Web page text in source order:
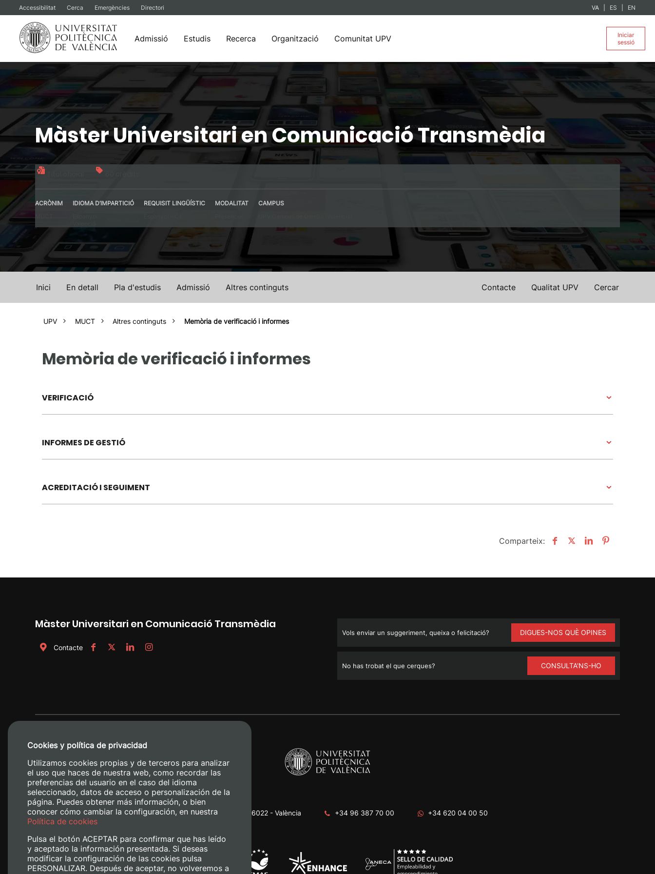
Accessibilitat Cerca Emergències Directori VA ES EN
Admissió Estudis Recerca Organització Comunitat UPV
Iniciar
sessió
contingut
Màster Universitari en Comunicació Transmèdia
ACRÒNIM
IDIOMA D’IMPARTICIÓ
REQUISIT LINGÜÍSTIC
MODALITAT
CAMPUS
Inici En detall Pla d'estudis Admissió Altres continguts Cercar
Qualitat UPV
Contacte
UPV MUCT Altres continguts Memòria de verificació i informes
Memòria de verificació i informes
VERIFICACIÓ
INFORMES DE GESTIÓ
ACREDITACIÓ I SEGUIMENT
Comparteix:
Màster Universitari en Comunicació Transmèdia
Contacte
Vols enviar un suggeriment, queixa o felicitació? DIGUES-NOS QUÈ OPINES
No has trobat el que cerques? CONSULTA'NS-HO
Camino de Vera, s/n. 46022 - València +34 96 387 70 00 +34 620 04 00 50
Cookies y política de privacidad
Utilizamos cookies propias y de terceros para analizar
el uso que haces de nuestra web, como recordar las
preferencias del usuario en el caso del idioma
seleccionado, datos de acceso o personalización de la
página. Puedes obtener más información, o bien
conocer cómo cambiar la configuración, en nuestra
Política de cookies
Pulsa el botón ACEPTAR para confirmar que has leído
y aceptado la información presentada. Si deseas
modificar la configuración de las cookies pulsa
PERSONALIZAR. Después de aceptar, no volveremos a